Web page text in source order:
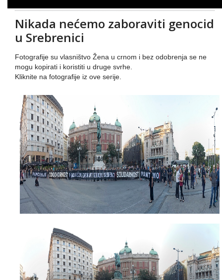
Nikada nećemo zaboraviti genocid
u Srebrenici
Fotografije su vlasništvo Žena u crnom i bez odobrenja se ne
mogu kopirati i koristiti u druge svrhe.
Kliknite na fotografije iz ove serije.